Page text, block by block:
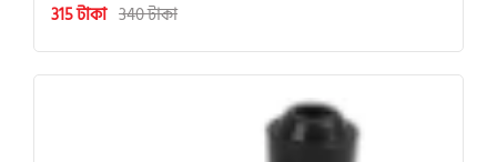
315 টাকা 340 টাকা